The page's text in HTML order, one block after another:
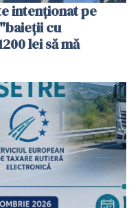
intenționat pe
cu
lei să mă